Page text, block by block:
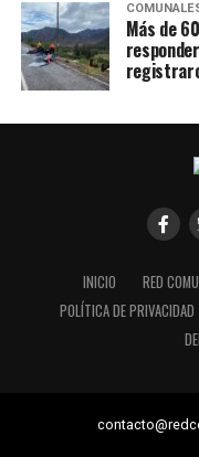
Más de
INICIO RED
POLÍTICA DE PRIVACIDAD